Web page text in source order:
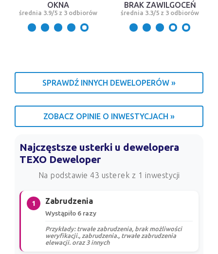
OKNA
średnia 3.9/5 z 3 odbiorów
BRAK ZAWILGOCEŃ
średnia 3.3/5 z 3 odbiorów
SPRAWDŹ INNYCH DEWELOPERÓW »
ZOBACZ OPINIE O INWESTYCJACH »
Najczęstsze usterki u dewelopera
TEXO Deweloper
Na podstawie 43 usterek z 1 inwestycji
1 Zabrudzenia
Wystąpiło 6 razy
Przykłady: trwałe zabrudzenia, brak możliwości
weryfikacji., zabrudzenia., trwałe zabrudzenia
elewacji. oraz 3 innych